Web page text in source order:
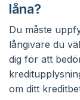
låna?
Du måste
långivare du
dig för att
om ditt